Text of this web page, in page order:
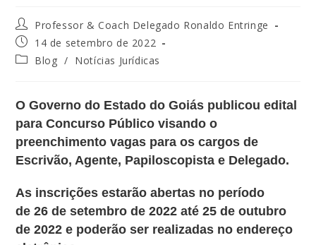
Professor & Coach Delegado Ronaldo Entringe
14 de setembro de 2022
Blog / Notícias Jurídicas
OGoverno do Estado do Goiás publicouedital
para Concurso Público visando o
preenchimento vagas para os cargos de
Escrivão, Agente, Papiloscopista e Delegado.
As inscriçõesestarão abertas no período
de26 de setembro de 2022 até 25 de outubro
de 2022 e poderão ser realizadas no endereço